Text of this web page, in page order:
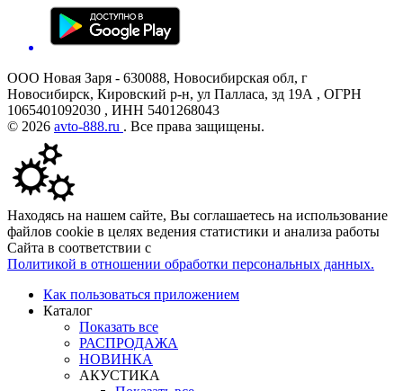
ООО Новая Заря - 630088, Новосибирская обл, г
Новосибирск, Кировский р-н, ул Палласа, зд 19А , ОГРН
1065401092030 , ИНН 5401268043
© 2026 avto-888.ru . Все права защищены.
Находясь на нашем сайте, Вы соглашаетесь на использование
файлов cookie в целях ведения статистики и анализа работы
Сайта в соответствии с
Политикой в отношении обработки персональных данных.
Как пользоваться приложением
Каталог
Показать все
РАСПРОДАЖА
НОВИНКА
АКУСТИКА